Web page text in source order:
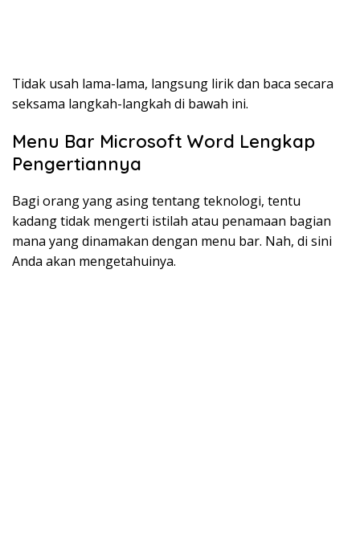
Tidak usah lama-lama, langsung lirik dan baca secara
seksama langkah-langkah di bawah ini.
Menu Bar Microsoft Word Lengkap
Pengertiannya
Bagi orang yang asing tentang teknologi, tentu
kadang tidak mengerti istilah atau penamaan bagian
mana yang dinamakan dengan menu bar. Nah, di sini
Anda akan mengetahuinya.